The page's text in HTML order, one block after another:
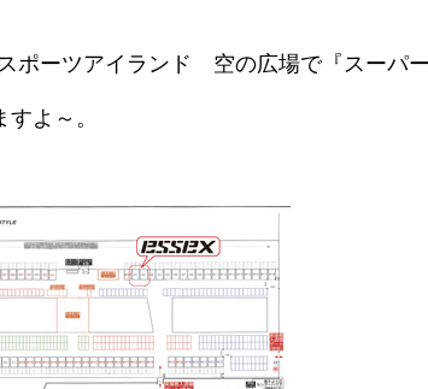
ポーツアイランド 空の広場で『スーパ
よ～。